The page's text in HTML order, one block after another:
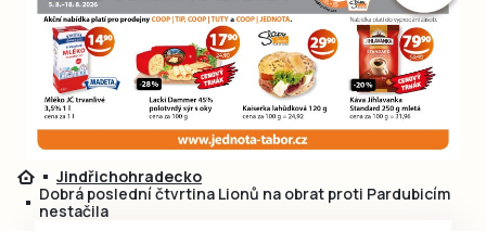
Přihlásit se
Přihlásit se přes Facebook
Ještě nemám účet, chci seRegistrovat
Čtenáři píší
Speciální přílohy
Inzerce
Jindřichohradecko
Dobrá poslední čtvrtina Lionů na obrat proti Pardubicím
nestačila